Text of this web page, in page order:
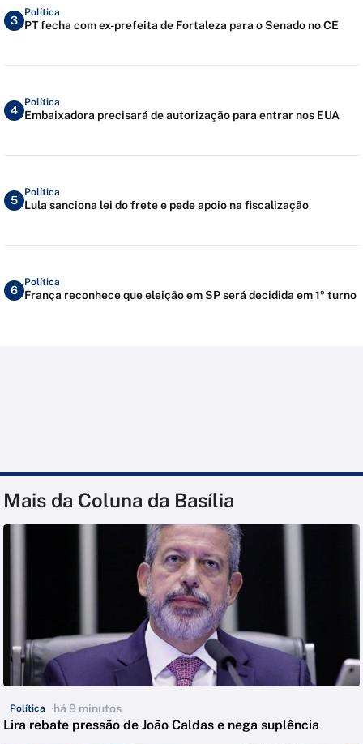
3
Política
PT fecha com ex-prefeita de Fortaleza para o Senado no CE
4
Política
Embaixadora precisará de autorização para entrar nos EUA
5
Política
Lula sanciona lei do frete e pede apoio na fiscalização
6
Política
França reconhece que eleição em SP será decidida em 1º turno
Mais da Coluna da Basília
Política há 9 minutos
Lira rebate pressão de João Caldas e nega suplência